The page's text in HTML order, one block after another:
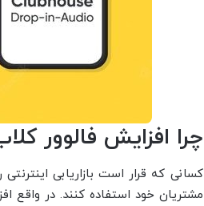
چرا افزایش فالوور
کسانی که قرار است بازاریابی
مشتریان خود استفاده کنند. در واقع